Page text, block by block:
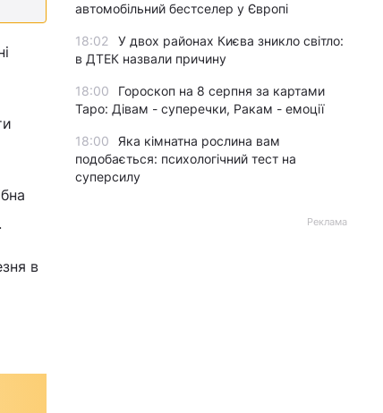
в
автомобільний бестселер у Європі
18:02
У двох районах Києва зникло світло:
в ДТЕК назвали причину
18:00
Гороскоп на 8 серпня за картами
Таро: Дівам - суперечки, Ракам - емоції
18:00
Яка кімнатна рослина вам
подобається: психологічний тест на
суперсилу
Реклама